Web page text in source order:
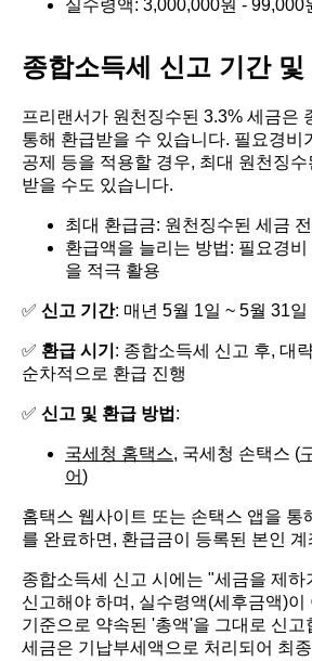
실수령액: 3,000,000원 - 99,000
종합소득세 신고 기간 및
프리랜서가 원천징수된 3.3% 세금은
통해 환급받을 수 있습니다. 필요경비
공제 등을 적용할 경우, 최대 원천징
받을 수도 있습니다.
최대 환급금: 원천징수된 세금
환급액을 늘리는 방법: 필요경
을 적극 활용
✅ 신고 기간: 매년 5월 1일 ~ 5월 31일
✅ 환급 시기 : 종합소득세 신고 후, 대
순차적으로 환급 진행
✅ 신고 및 환급 방법 :
국세청 홈택스, 국세청 손택스 (
어)
홈택스 웹사이트 또는 손택스 앱을 통
를 완료하면, 환급금이 등록된 본인
종합소득세 신고 시에는 "세금을 제하
신고해야 하며, 실수령액(세후금액)이
기준으로 약속된 '총액'을 그대로 신고
세금은 기납부세액으로 처리되어 최